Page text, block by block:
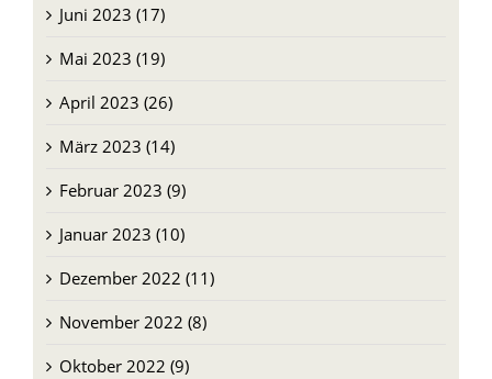
Juni 2023 (17)
Mai 2023 (19)
April 2023 (26)
März 2023 (14)
Februar 2023 (9)
Januar 2023 (10)
Dezember 2022 (11)
November 2022 (8)
Oktober 2022 (9)